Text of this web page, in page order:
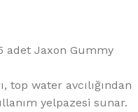
adet Jaxon Gummy
top water avcılığından
yelpazesi sunar.